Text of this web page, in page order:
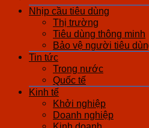
Nhịp cầu tiêu dùng
Thị trường
Tiêu dùng thông minh
Bảo vệ người tiêu
Tin tức
Trong nước
Quốc tế
Kinh tế
Khởi nghiệp
Doanh nghiệp